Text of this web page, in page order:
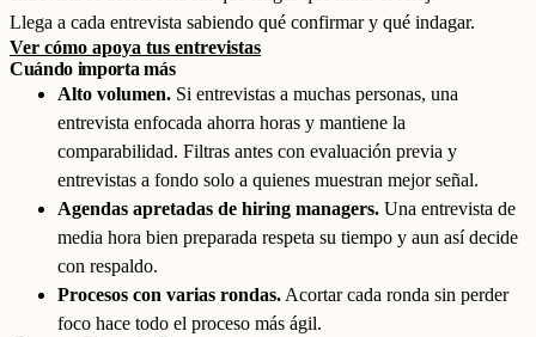
Llega a cada entrevista sabiendo qué confirmar y qué indagar.
Ver cómo apoya tus entrevistas
Cuándo importa más
Alto volumen. Si entrevistas a muchas personas, una
entrevista enfocada ahorra horas y mantiene la
comparabilidad. Filtras antes con evaluación previa y
entrevistas a fondo solo a quienes muestran mejor señal.
Agendas apretadas de hiring managers. Una entrevista de
media hora bien preparada respeta su tiempo y aun así decide
con respaldo.
Procesos con varias rondas. Acortar cada ronda sin perder
foco hace todo el proceso más ágil.